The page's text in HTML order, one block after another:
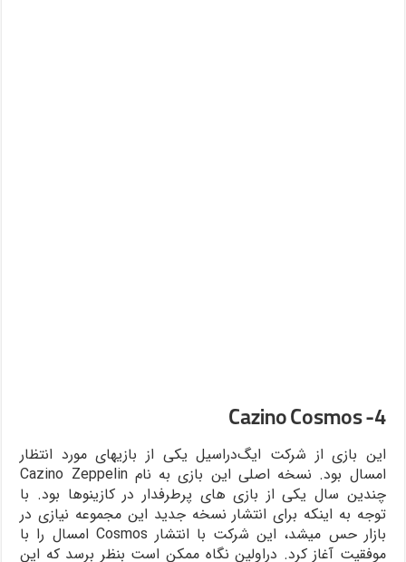
4- Cazino Cosmos
این بازی از شرکت ایگ‌دراسیل یکی از بازیهای مورد انتظار
امسال بود. نسخه اصلی این بازی به نام Cazino Zeppelin
چندین سال یکی از بازی های پرطرفدار در کازینوها بود. با
توجه به اینکه برای انتشار نسخه جدید این مجموعه نیازی در
بازار حس میشد، این شرکت با انتشار Cosmos امسال را با
موفقیت آغاز کرد. دراولین نگاه ممکن است بنظر برسد که این